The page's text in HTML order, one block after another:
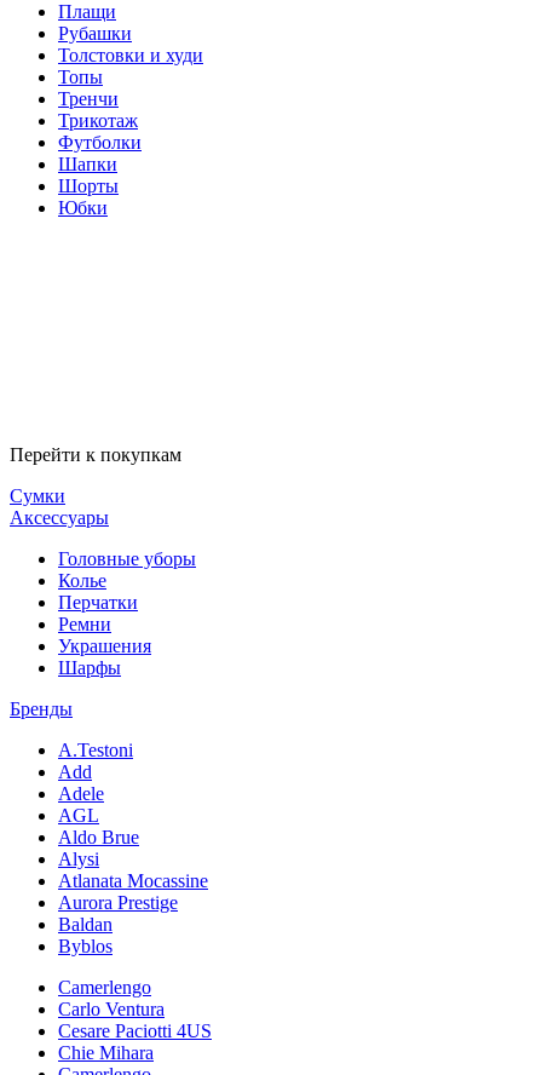
Плащи
Рубашки
Толстовки и худи
Топы
Тренчи
Трикотаж
Футболки
Шапки
Шорты
Юбки
Перейти к покупкам
Сумки
Аксессуары
Головные уборы
Колье
Перчатки
Ремни
Украшения
Шарфы
Бренды
A.Testoni
Add
Adele
AGL
Aldo Brue
Alysi
Atlanata Mocassine
Aurora Prestige
Baldan
Byblos
Camerlengo
Carlo Ventura
Cesare Paciotti 4US
Chie Mihara